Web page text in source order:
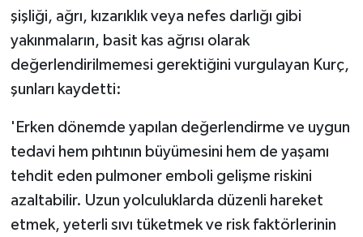
şişliği, ağrı, kızarıklık veya nefes darlığı gibi
yakınmaların, basit kas ağrısı olarak
değerlendirilmemesi gerektiğini vurgulayan Kurç,
şunları kaydetti:
'Erken dönemde yapılan değerlendirme ve uygun
tedavi hem pıhtının büyümesini hem de yaşamı
tehdit eden pulmoner emboli gelişme riskini
azaltabilir. Uzun yolculuklarda düzenli hareket
etmek, yeterli sıvı tüketmek ve risk faktörlerinin